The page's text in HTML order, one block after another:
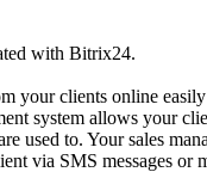
with Bitrix24.
your clients online
system allows your
used to. Your sales
via SMS messages or